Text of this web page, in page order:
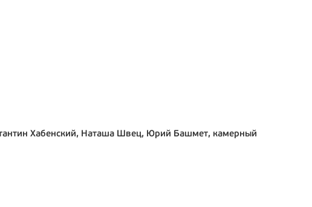
Хабенский, Наташа Швец, Юрий Башмет, камерный